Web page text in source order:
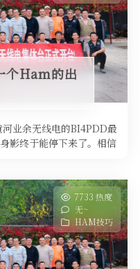
个Ham的出
业余无线电的BI4PDD最
影终于能停下来了。相信
7733 热度
无~
HAM技巧